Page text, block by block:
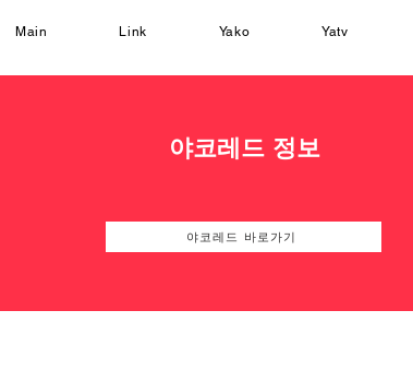
Main Link Yako Yatv
야코레드 정보
야코레드 바로가기